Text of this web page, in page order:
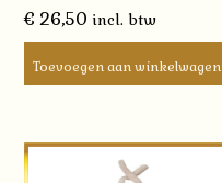
€ 26,50 incl. btw
Toevoegen aan winkelwagen